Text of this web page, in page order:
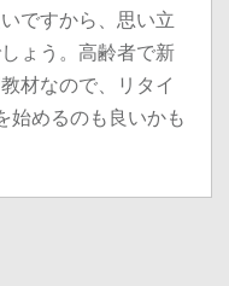
ですから、思い立
ょう。 高齢者で新
材なので、リタイ
始めるのも良いかも